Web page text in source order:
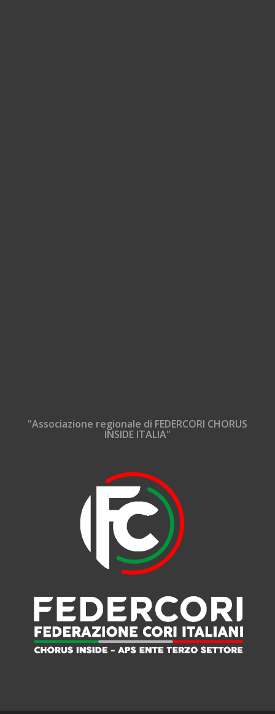
"Associazione regionale di FEDERCORI CHORUS
INSIDE ITALIA"